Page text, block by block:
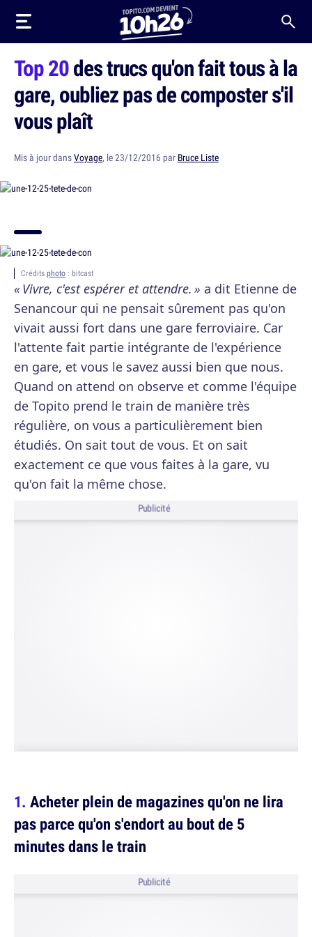
Top 20des trucs qu'on fait tous à la
gare, oubliez pas de composter s'il
vous plaît
Mis à jour dansVoyage, le 23/12/2016 par Bruce Liste
Crédits photo : bitcast
« Vivre, c'est espérer et attendre. » a dit Etienne de
Senancour qui ne pensait sûrement pas qu'on
vivait aussi fort dans une gare ferroviaire. Car
l'attente fait partie intégrante de l'expérience
en gare, et vous le savez aussi bien que nous.
Quand on attend on observe et comme l'équipe
de Topito prend le train de manière très
régulière, on vous a particulièrement bien
étudiés. On sait tout de vous. Et on sait
exactement ce que vous faites à la gare, vu
qu'on fait la même chose.
Publicité
Acheter plein de magazines qu'on ne lira
pas parce qu'on s'endort au bout de 5
minutes dans le train
Publicité